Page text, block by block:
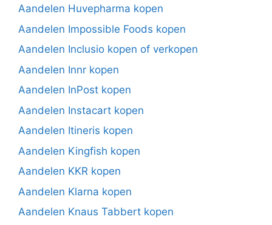
Aandelen Huvepharma kopen
Aandelen Impossible Foods kopen
Aandelen Inclusio kopen of verkopen
Aandelen Innr kopen
Aandelen InPost kopen
Aandelen Instacart kopen
Aandelen Itineris kopen
Aandelen Kingfish kopen
Aandelen KKR kopen
Aandelen Klarna kopen
Aandelen Knaus Tabbert kopen